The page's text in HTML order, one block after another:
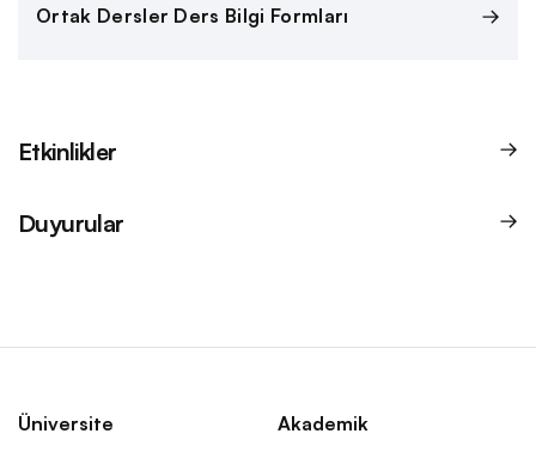
Ortak Dersler Ders Bilgi Formları
Etkinlikler
Duyurular
Üniversite Akademik